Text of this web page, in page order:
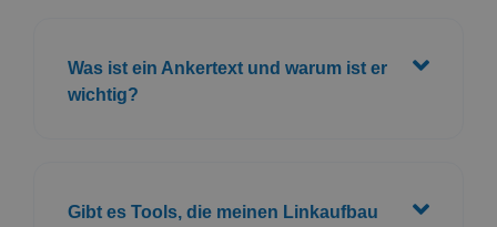
Was ist ein Ankertext und warum ist er
wichtig?
Gibt es Tools, die meinen Linkaufbau